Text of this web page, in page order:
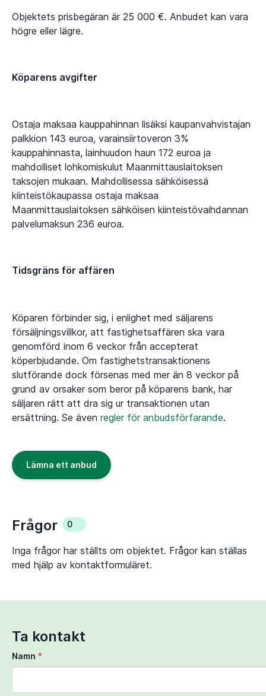
Objektets prisbegäran är 25 000 €. Anbudet kan vara
högre eller lägre.
Köparens avgifter
Ostaja maksaa kauppahinnan lisäksi kaupanvahvistajan
palkkion 143 euroa, varainsiirtoveron 3%
kauppahinnasta, lainhuudon haun 172 euroa ja
mahdolliset lohkomiskulut Maanmittauslaitoksen
taksojen mukaan. Mahdollisessa sähköisessä
kiinteistökaupassa ostaja maksaa
Maanmittauslaitoksen sähköisen kiinteistövaihdannan
palvelumaksun 236 euroa.
Tidsgräns för affären
Köparen förbinder sig, i enlighet med säljarens
försäljningsvillkor, att fastighetsaffären ska vara
genomförd inom 6 veckor från accepterat
köperbjudande. Om fastighetstransaktionens
slutförande dock försenas med mer än 8 veckor på
grund av orsaker som beror på köparens bank, har
säljaren rätt att dra sig ur transaktionen utan
ersättning. Se även regler för anbudsförfarande.
Lämna ett anbud
Frågor 0
Inga frågor har ställts om objektet. Frågor kan ställas
med hjälp av kontaktformuläret.
Ta kontakt
Namn *